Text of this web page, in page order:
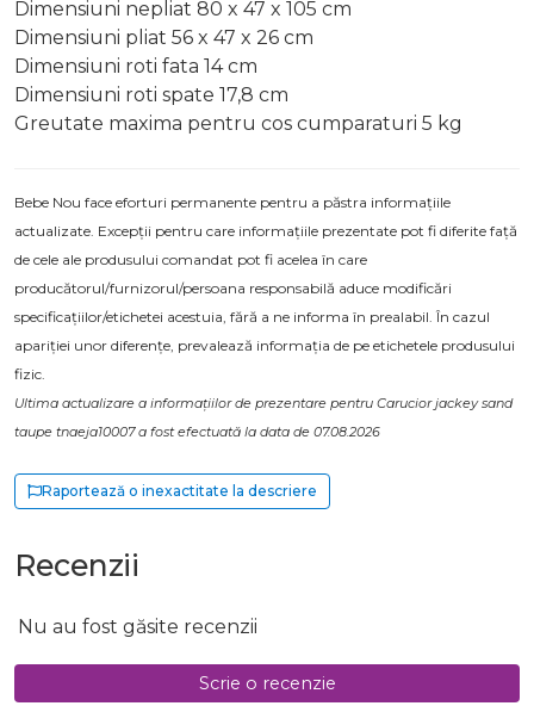
Dimensiuni nepliat 80 x 47 x 105 cm
Dimensiuni pliat 56 x 47 x 26 cm
Dimensiuni roti fata 14 cm
Dimensiuni roti spate 17,8 cm
Greutate maxima pentru cos cumparaturi 5 kg
Bebe Nou face eforturi permanente pentru a păstra informațiile
actualizate. Excepții pentru care informațiile prezentate pot fi diferite față
de cele ale produsului comandat pot fi acelea în care
producătorul/furnizorul/persoana responsabilă aduce modificări
specificațiilor/etichetei acestuia, fără a ne informa în prealabil. În cazul
apariției unor diferențe, prevalează informația de pe etichetele produsului
fizic.
Ultima actualizare a informațiilor de prezentare pentru Carucior jackey sand
taupe tnaeja10007 a fost efectuată la data de 07.08.2026
Raportează o inexactitate la descriere
Recenzii
Nu au fost găsite recenzii
Scrie o recenzie